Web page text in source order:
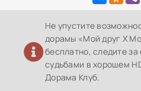
Не упустите
дорамы «Мой друг Х
бесплатно, следите
судьбами в хорошем
Дорама Клуб.